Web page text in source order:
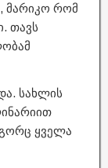
მარიკო რომ
თავს
სახლის
ყველა